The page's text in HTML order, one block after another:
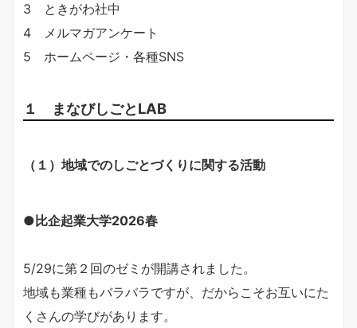
3 ときがわ社中
4 メルマガアンケート
5 ホームページ・各種SNS
１ まなびしごとLAB
（１）地域でのしごとづくりに関する活動
●比企起業大学2026春
5/29に第２回のゼミが開講されました。
地域も業種もバラバラですが、だからこそお互いにた
くさんの学びがあります。